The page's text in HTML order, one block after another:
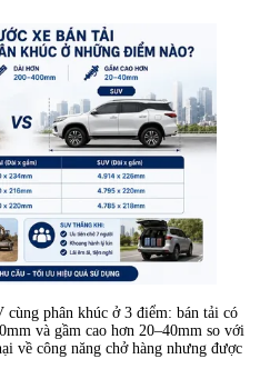
phân khúc ở 3 điểm: bán tải có
và gầm cao hơn 20–40mm so với
về công năng chở hàng nhưng được